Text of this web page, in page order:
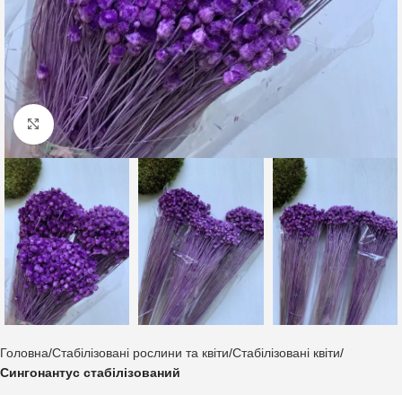
Клацніть, щоб збільшити
Головна Стабілізовані рослини та квіти Стабілізовані квіти
Сингонантус стабілізований